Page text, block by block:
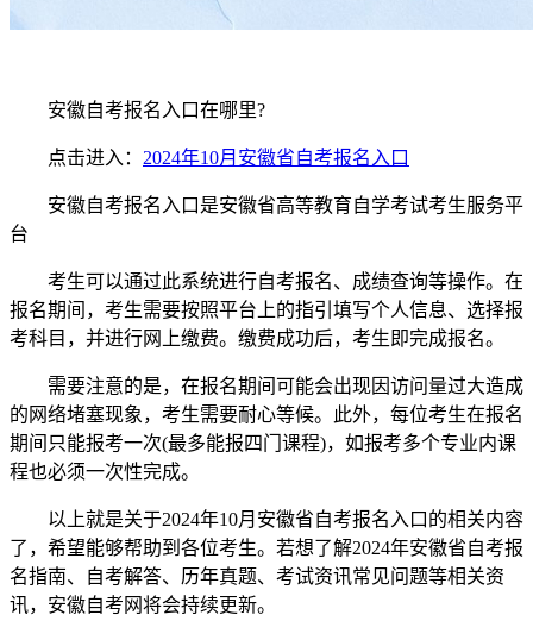
安徽自考报名入口在哪里?
点击进入： 2024年10月安徽省自考报名入口
安徽自考报名入口是安徽省高等教育自学考试考生服务平
台
考生可以通过此系统进行自考报名、成绩查询等操作。在
报名期间，考生需要按照平台上的指引填写个人信息、选择报
考科目，并进行网上缴费。缴费成功后，考生即完成报名。
需要注意的是，在报名期间可能会出现因访问量过大造成
的网络堵塞现象，考生需要耐心等候。此外，每位考生在报名
期间只能报考一次(最多能报四门课程)，如报考多个专业内课
程也必须一次性完成。
以上就是关于2024年10月安徽省自考报名入口的相关内容
了，希望能够帮助到各位考生。若想了解2024年安徽省自考报
名指南、自考解答、历年真题、考试资讯常见问题等相关资
讯，安徽自考网将会持续更新。